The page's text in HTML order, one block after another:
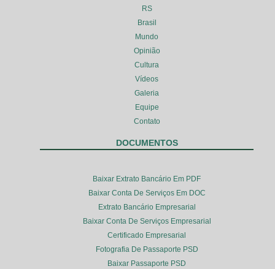
RS
Brasil
Mundo
Opinião
Cultura
Vídeos
Galeria
Equipe
Contato
DOCUMENTOS
Baixar Extrato Bancário Em PDF
Baixar Conta De Serviços Em DOC
Extrato Bancário Empresarial
Baixar Conta De Serviços Empresarial
Certificado Empresarial
Fotografia De Passaporte PSD
Baixar Passaporte PSD